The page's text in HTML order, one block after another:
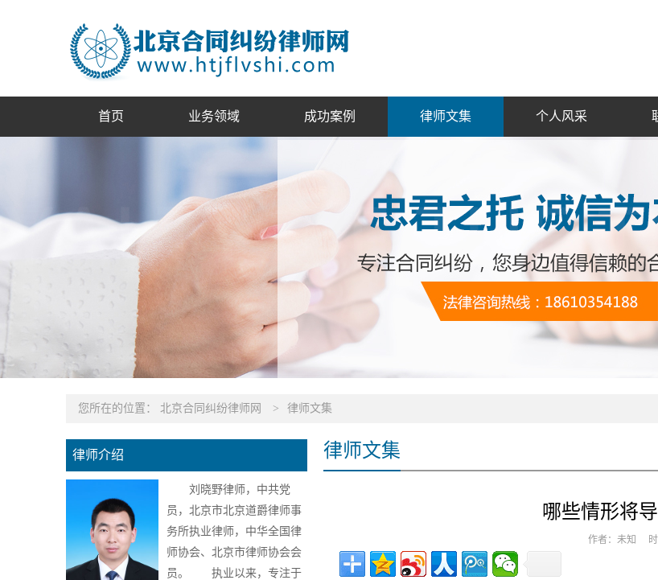
首页 业务领域 成功案例 律师文集 个人风采
您所在的位置： 北京合同纠纷律师网 > 律师文集
律师介绍
刘晓野律师，中共党
员，北京市北京道爵律师事
务所执业律师，中华全国律
师协会、北京市律师协会会
员。 执业以来，专注于
律师文集
哪些情形将
作者：未知 时